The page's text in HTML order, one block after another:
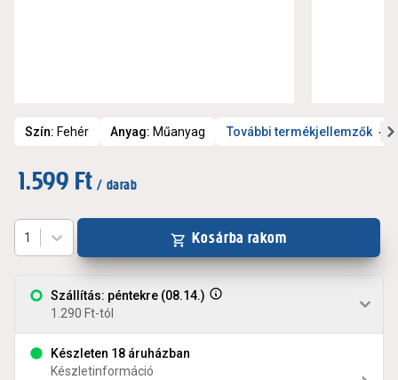
Szín: Fehér Anyag: Műanyag További termékjellemzők
1.599 Ft / darab
Szállítás: péntekre (08.14.)
1.290 Ft-tól
Készleten 18 áruházban
Készletinformáció
1 Kosárba rakom